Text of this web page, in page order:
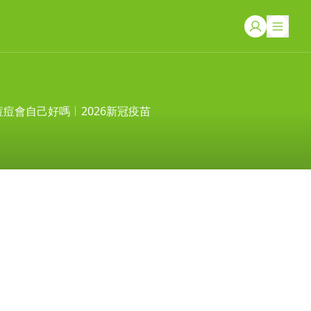
痘會自己好嗎 2026新冠疫苗